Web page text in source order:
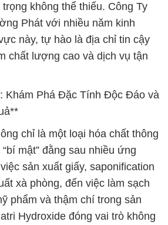
trọng không thể thiếu. Công Ty
Phát với nhiều năm kinh
này, tự hào là địa chỉ tin cậy
chất lượng cao và dịch vụ tận
Khám Phá Đặc Tính Độc Đáo và
chỉ là một loại hóa chất thông
mật” đằng sau nhiều ứng
sản xuất giấy, saponification
xà phòng, đến việc làm sạch
phẩm và thậm chí trong sản
Hydroxide đóng vai trò không